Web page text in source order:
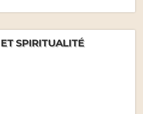
SPIRITUALITÉ